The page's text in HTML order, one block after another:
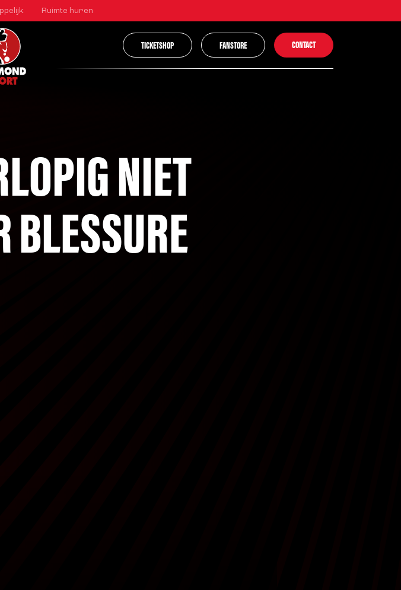
Ruimte huren
TICKETSHOP FANSTORE CONTACT
NIET